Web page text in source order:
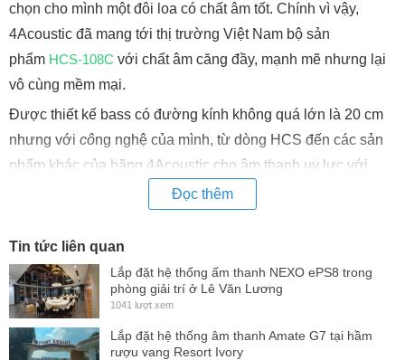
chọn cho mình một đôi loa có chất âm tốt. Chính vì vậy,
4Acoustic đã mang tới thị trường Việt Nam bộ sản
phẩm HCS-108C với chất âm căng đầy, mạnh mẽ nhưng lại
vô cùng mềm mại.
Được thiết kế bass có đường kính không quá lớn là 20 cm
nhưng với công nghệ của mình, từ dòng HCS đến các sản
phẩm khác của hãng 4Acoustic cho âm thanh uy lực với
những bản nhạc EDM nhưng lại sâu lắng với những bản
Linh kiện cao cấp của loa karaoke Acoustic HCS-108C
Loa basscó được chất âm tốt như vậy chính vào sự đóng
góp lớn từ những linh kiện cao cấp như gân loa, màng
loa,côn và củ nam châm. Khung bass được làm từ gang
nên có độ cứng cáp, giúp định vị các thiết bị cũng như giúp
Đọc thêm
Tin tức liên quan
Lắp đặt hệ thống ấm thanh NEXO ePS8 trong
phòng giải trí ở Lê Văn Lương
1041 lượt xem
Lắp đặt hệ thống âm thanh Amate G7 tại hầm
rượu vang Resort Ivory